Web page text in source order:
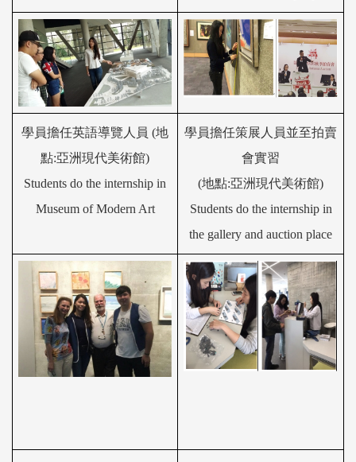
學員擔任英語導覽 人員 (地
點:亞洲現代美術館)
Students do the internship in
Museum of Modern Art
學員擔任策展人員並至拍賣
會實習
(地點:亞洲現代美術館)
Students do the internship in
the gallery and auction place